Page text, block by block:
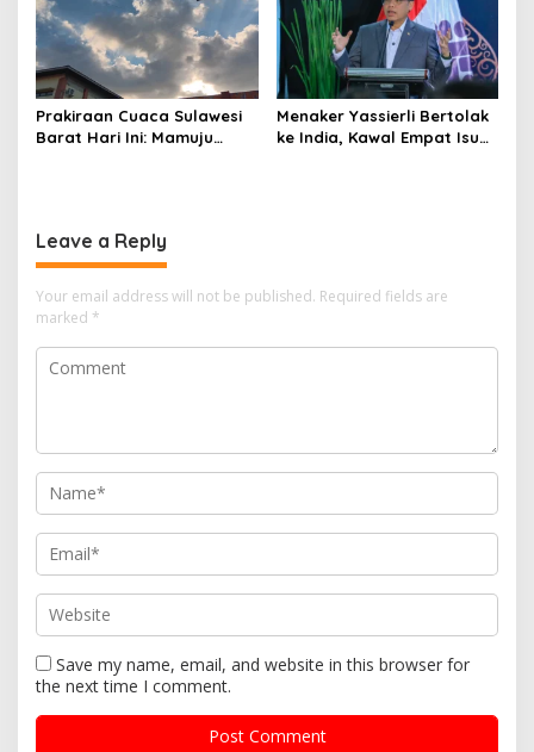
Prakiraan Cuaca Sulawesi
Barat Hari Ini: Mamuju
Menaker Yassierli Bertolak
ke India, Kawal Empat Isu
Leave a Reply
Your email address will not be published. Required fields are
marked *
Save my name, email, and website in this browser for
the next time I comment.